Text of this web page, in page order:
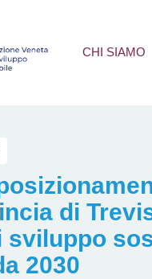
CHI SIAMO
di
sviluppo
2030